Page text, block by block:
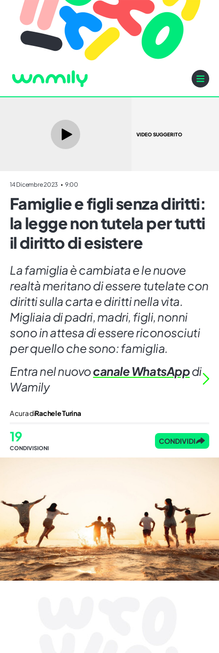
VIDEO SUGGERITO
14 Dicembre 2023 9:00
Famiglie e figli senza diritti:
la legge non tutela per tutti
il diritto di esistere
La famiglia è cambiata e le nuove
realtà meritano di essere tutelate con
diritti sulla carta e diritti nella vita.
Migliaia di padri, madri, figli, nonni
sono in attesa di essere riconosciuti
per quello che sono: famiglia.
Entra nel nuovocanale WhatsAppdi
Wamily
A cura diRachele Turina
19
CONDIVISIONI
CONDIVIDI